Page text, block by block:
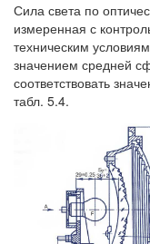
Сила света по
измеренная с
техническим
значением средней
соответствовать
табл. 5.4.